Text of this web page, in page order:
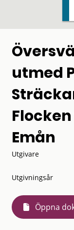
utmed
Emån
Utgivare
Utgivningsår
Öppna